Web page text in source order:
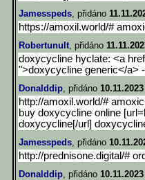
Jamesspeds, přidáno
https://amoxil.world/#
Robertunult, přidáno
doxycycline hyclate: <a
">doxycycline generic</a>
Donalddip, přidáno
http://amoxil.world/#
buy doxycycline online
doxycycline[/url]
Jamesspeds, přidáno
http://prednisone.digital/#
Donalddip, přidáno